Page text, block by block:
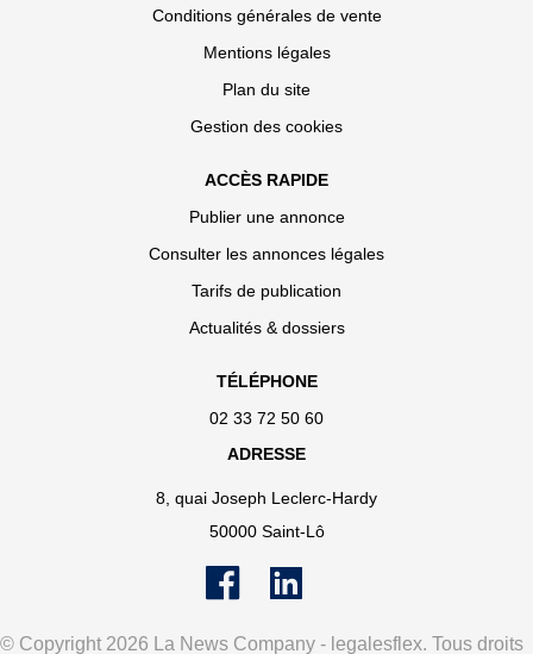
Conditions générales de vente
Mentions légales
Plan du site
Gestion des cookies
ACCÈS RAPIDE
Publier une annonce
Consulter les annonces légales
Tarifs de publication
Actualités & dossiers
TÉLÉPHONE
02 33 72 50 60
ADRESSE
8, quai Joseph Leclerc-Hardy
50000 Saint-Lô
© Copyright 2026 La News Company - legalesflex. Tous droits